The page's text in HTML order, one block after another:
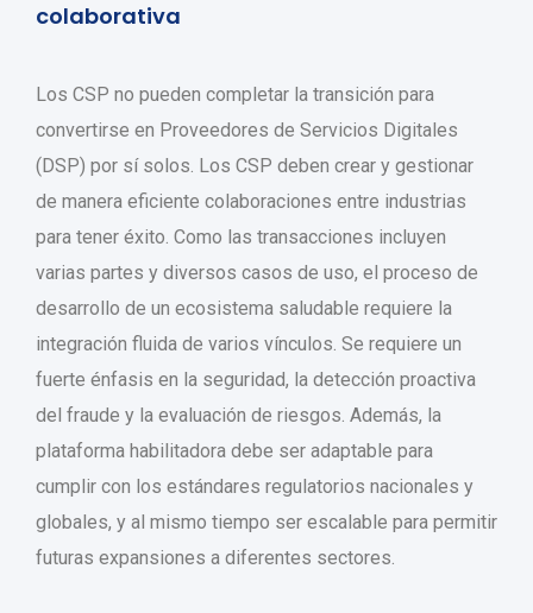
colaborativa
Los CSP no pueden completar la transición para
convertirse en Proveedores de Servicios Digitales
(DSP) por sí solos. Los CSP deben crear y gestionar
de manera eficiente colaboraciones entre industrias
para tener éxito. Como las transacciones incluyen
varias partes y diversos casos de uso, el proceso de
desarrollo de un ecosistema saludable requiere la
integración fluida de varios vínculos. Se requiere un
fuerte énfasis en la seguridad, la detección proactiva
del fraude y la evaluación de riesgos. Además, la
plataforma habilitadora debe ser adaptable para
cumplir con los estándares regulatorios nacionales y
globales, y al mismo tiempo ser escalable para permitir
futuras expansiones a diferentes sectores.